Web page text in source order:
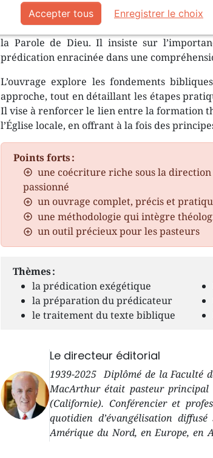
Ce livre est un guide essentiel pour les
la Parole de Dieu. Il insiste sur
prédication enracinée dans une
L’ouvrage explore les fondements
approche, tout en détaillant les étapes
Il vise à renforcer le lien entre la formation
l’Église locale, en offrant à la fois des
Points forts :
une coécriture riche sous la
passionné
un ouvrage complet, précis et
une méthodologie qui intègre
un outil précieux pour les pasteurs
Thèmes :
la prédication exégétique
la préparation du prédicateur
le traitement du texte biblique
Le directeur éditorial
1939-2025 Diplômé de la Faculté
MacArthur était pasteur principal
(Californie). Conférencier et
quotidien d’évangélisation
Amérique du Nord, en Europe,
ses prises de position parfois très
Accepter tous Enregistrer le choix